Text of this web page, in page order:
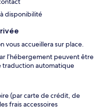
disponibilité
vous accueillera sur place.
l’hébergement peuvent être
traduction automatique
(par carte de crédit, de
frais accessoires